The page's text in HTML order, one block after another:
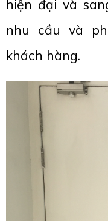
hiện đại và
nhu cầu và
khách hàng.